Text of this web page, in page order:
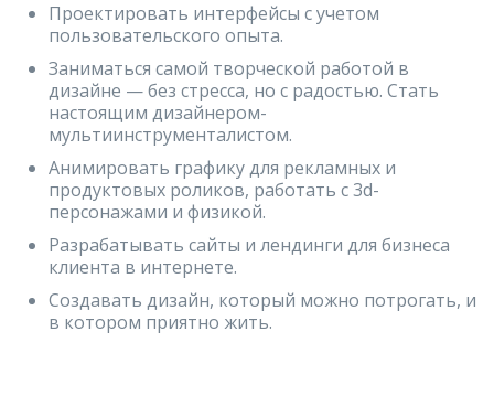
Проектировать интерфейсы с учетом
пользовательского опыта.
Заниматься самой творческой работой в
дизайне — без стресса, но с радостью. Стать
настоящим дизайнером-
мультиинструменталистом.
Анимировать графику для рекламных и
продуктовых роликов, работать с 3d-
персонажами и физикой.
Разрабатывать сайты и лендинги для бизнеса
клиента в интернете.
Создавать дизайн, который можно потрогать, и
в котором приятно жить.